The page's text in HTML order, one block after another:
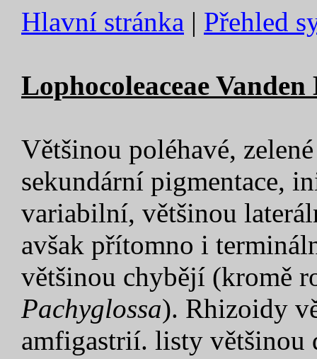
Hlavní stránka | Přehled
Lophocoleaceae
Většinou poléhavé,
sekundární pigmentace,
variabilní, většinou
avšak přítomno i
většinou chybějí (kromě
Pachyglossa). Rhizoidy
amfigastrií. listy většinou